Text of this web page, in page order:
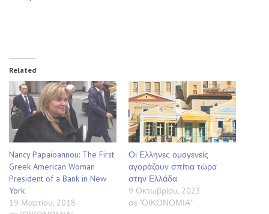
Related
Nancy Papaioannou: The First
Greek American Woman
President of a Bank in New
York
19 Μαρτίου, 2018
Οι Ελληνες ομογενείς
αγοράζουν σπίτια τώρα
στην Ελλάδα
9 Οκτωβρίου, 2023
σε "ΟΙΚΟΝΟΜΙΑ"